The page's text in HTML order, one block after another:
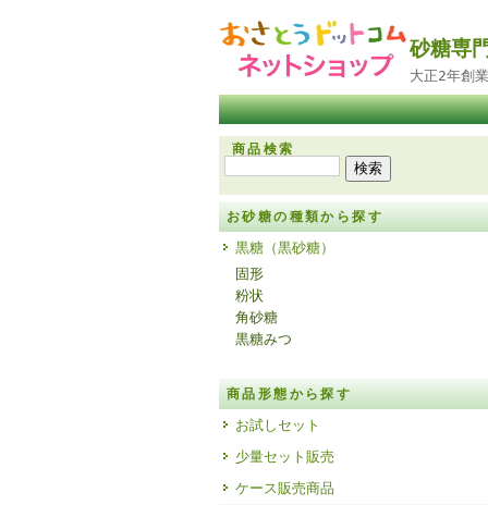
砂糖専
大正2年創
商品検索
お砂糖の種類から探す
黒糖（黒砂糖）
固形
粉状
角砂糖
黒糖みつ
商品形態から探す
お試しセット
少量セット販売
ケース販売商品